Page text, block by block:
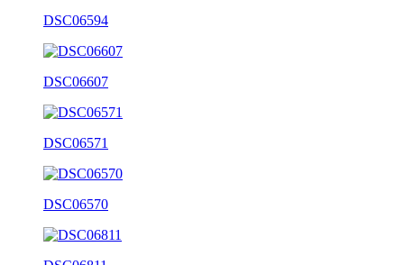
DSC06594
DSC06607
DSC06571
DSC06570